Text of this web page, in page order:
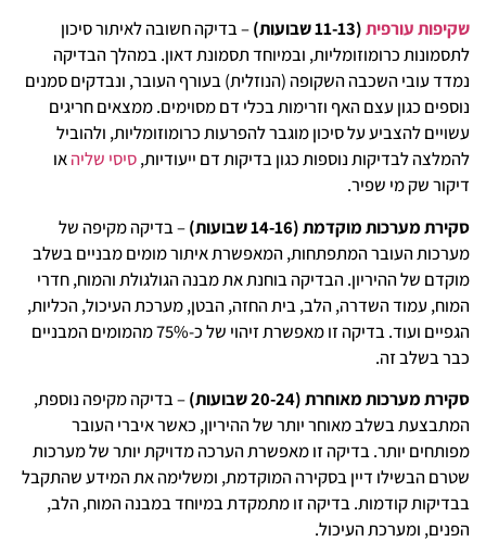
שקיפות עורפית(11-13 שבועות)
– בדיקה חשובה לאיתור סיכון
לתסמונות כרומוזומליות, ובמיוחד תסמונת דאון. במהלך הבדיקה
נמדד עובי השכבה השקופה (הנוזלית) בעורף העובר, ונבדקים סמנים
נוספים כגון עצם האף וזרימות בכלי דם מסוימים. ממצאים חריגים
עשויים להצביע על סיכון מוגבר להפרעות כרומוזומליות, ולהוביל
להמלצה לבדיקות נוספות כגון בדיקות דם ייעודיות,סיסי שליהאו
דיקור שק מי שפיר.
סקירת מערכות מוקדמת (14-16 שבועות)
– בדיקה מקיפה של
מערכות העובר המתפתחות, המאפשרת איתור מומים מבניים בשלב
מוקדם של ההיריון. הבדיקה בוחנת את מבנה הגולגולת והמוח, חדרי
המוח, עמוד השדרה, הלב, בית החזה, הבטן, מערכת העיכול, הכליות,
הגפיים ועוד. בדיקה זו מאפשרת זיהוי של כ-75% מהמומים המבניים
כבר בשלב זה.
סקירת מערכות מאוחרת (20-24 שבועות)
– בדיקה מקיפה נוספת,
המתבצעת בשלב מאוחר יותר של ההיריון, כאשר איברי העובר
מפותחים יותר. בדיקה זו מאפשרת הערכה מדויקת יותר של מערכות
שטרם הבשילו דיין בסקירה המוקדמת, ומשלימה את המידע שהתקבל
בבדיקות קודמות. בדיקה זו מתמקדת במיוחד במבנה המוח, הלב,
הפנים, ומערכת העיכול.